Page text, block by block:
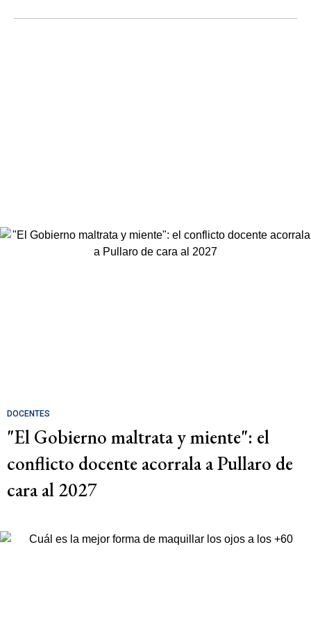
DOCENTES
"El Gobierno maltrata y miente": el
conflicto docente acorrala a Pullaro de
cara al 2027